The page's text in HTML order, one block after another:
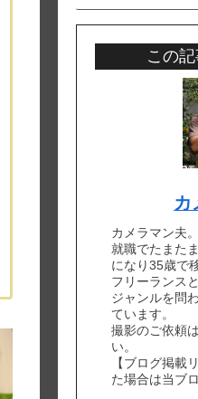
この
カ
カメラマン夫
就職でたまた
になり35歳で
フリーランス
ジャンルを問
ています。
撮影のご依頼
い。
【ブログ掲載
た場合は当ブ